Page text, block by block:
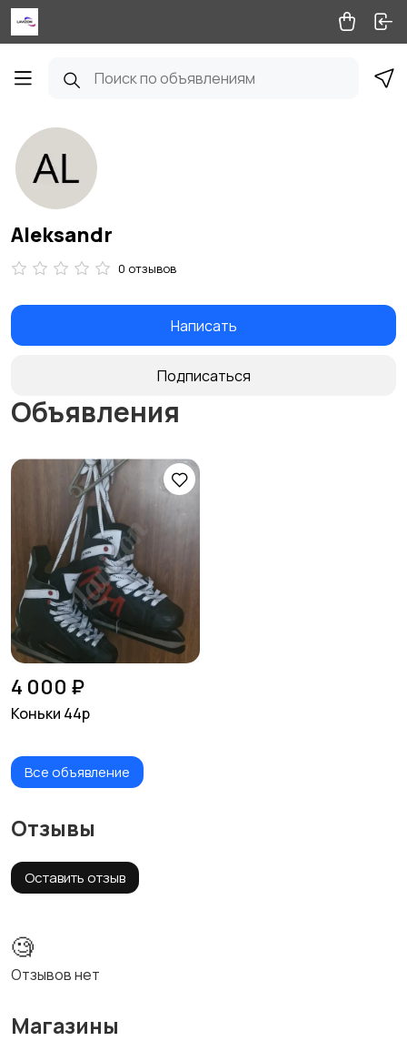
Aleksandr
0 отзывов
Написать
Подписаться
Объявления
4 000 ₽
Коньки 44р
Все объявление
Отзывы
Оставить отзыв
🧐
Отзывов нет
Магазины